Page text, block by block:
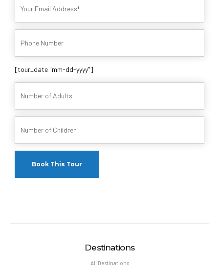
[tour_date "mm-dd-yyyy"]
Destinations
All Destinations